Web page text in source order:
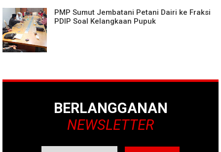
PMP Sumut Jembatani Petani Dairi ke Fraksi
PDIP Soal Kelangkaan Pupuk
BERLANGGANAN
NEWSLETTER